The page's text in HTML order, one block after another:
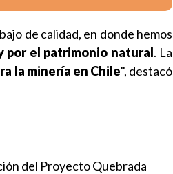
de calidad, en donde hemos
por el patrimonio natural. La
la minería en Chile", destacó
del Proyecto Quebrada